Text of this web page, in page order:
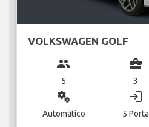
VOLKSWAGEN GOLF
group
5
business_center
3
miscellaneous_services
Automático
login
5 Porta